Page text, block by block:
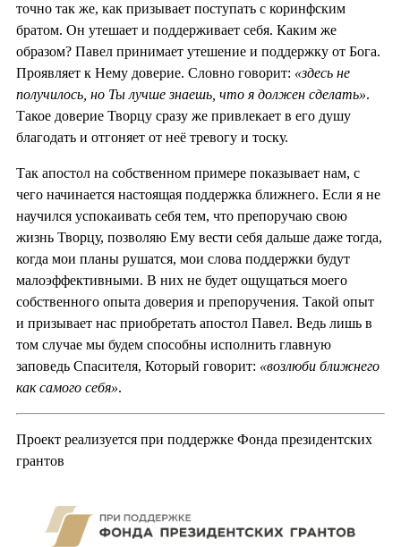
точно так же, как призывает поступать с коринфским
братом. Он утешает и поддерживает себя. Каким же
образом? Павел принимает утешение и поддержку от Бога.
Проявляет к Нему доверие. Словно говорит: «здесь не
получилось, но Ты лучше знаешь, что я должен сделать».
Такое доверие Творцу сразу же привлекает в его душу
благодать и отгоняет от неё тревогу и тоску.
Так апостол на собственном примере показывает нам, с
чего начинается настоящая поддержка ближнего. Если я не
научился успокаивать себя тем, что препоручаю свою
жизнь Творцу, позволяю Ему вести себя дальше даже тогда,
когда мои планы рушатся, мои слова поддержки будут
малоэффективными. В них не будет ощущаться моего
собственного опыта доверия и препоручения. Такой опыт
и призывает нас приобретать апостол Павел. Ведь лишь в
том случае мы будем способны исполнить главную
заповедь Спасителя, Который говорит: «возлюби ближнего
как самого себя».
Проект реализуется при поддержке Фонда президентских
грантов